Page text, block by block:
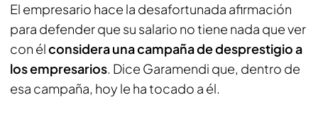
El empresario hace la desafortunada afirmación
para defender que su salario no tiene nada que ver
con élconsidera una campaña de desprestigio a
los empresarios. Dice Garamendi que, dentro de
esa campaña, hoy le ha tocado a él.